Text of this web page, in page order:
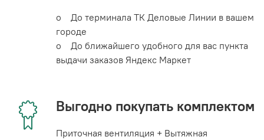
o До терминала ТК Деловые Линии в вашем
городе
o До ближайшего удобного для вас пункта
выдачи заказов Яндекс Маркет
Выгодно покупать комплектом
Приточная вентиляция + Вытяжная